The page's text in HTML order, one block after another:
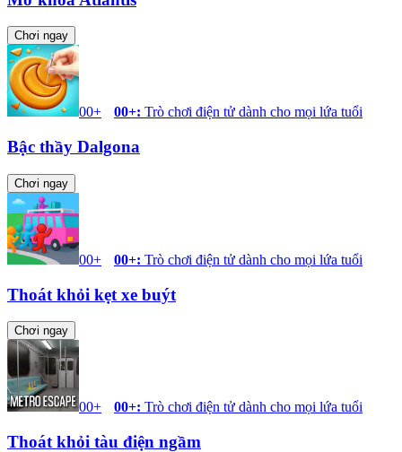
Chơi ngay
00+ 00+: Trò chơi điện tử dành cho mọi lứa tuổi
Bậc thầy Dalgona
Chơi ngay
00+ 00+: Trò chơi điện tử dành cho mọi lứa tuổi
Thoát khỏi kẹt xe buýt
Chơi ngay
00+ 00+: Trò chơi điện tử dành cho mọi lứa tuổi
Thoát khỏi tàu điện ngầm